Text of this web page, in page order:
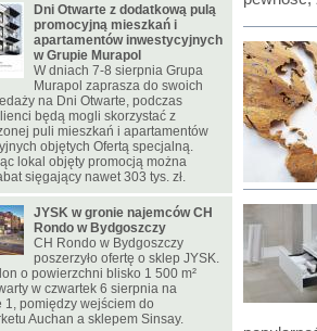
Dni Otwarte z dodatkową pulą
promocyjną mieszkań i
apartamentów inwestycyjnych
w Grupie Murapol
W dniach 7-8 sierpnia Grupa
Murapol zaprasza do swoich
na Dni Otwarte, podczas
będą mogli skorzystać z
puli mieszkań i apartamentów
objętych Ofertą specjalną.
lokal objęty promocją można
sięgający nawet 303 tys. zł.
JYSK w gronie najemców CH
Rondo w Bydgoszczy
CH Rondo w Bydgoszczy
poszerzyło ofertę o sklep JYSK.
o powierzchni blisko 1 500 m²
w czwartek 6 sierpnia na
1, pomiędzy wejściem do
Auchan a sklepem Sinsay.